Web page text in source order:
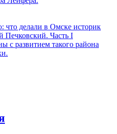
что делали в Омске историк
Печковский. Часть I
с развитием такого района